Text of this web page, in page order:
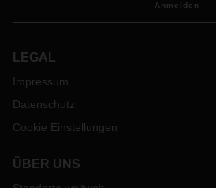
Anmelden
LEGAL
Impressum
Datenschutz
Cookie Einstellungen
ÜBER UNS